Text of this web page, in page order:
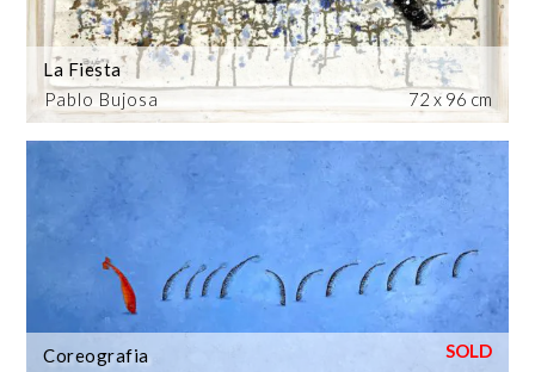
Pablo Bujosa
La Fiesta
72 x 96 cm
Coreografia